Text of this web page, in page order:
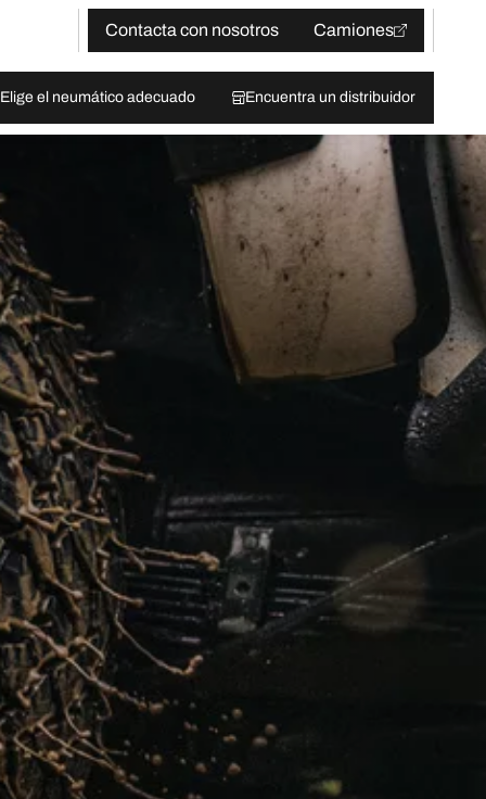
Contacta con nosotros Camiones
Elige el neumático adecuado Encuentra un distribuidor